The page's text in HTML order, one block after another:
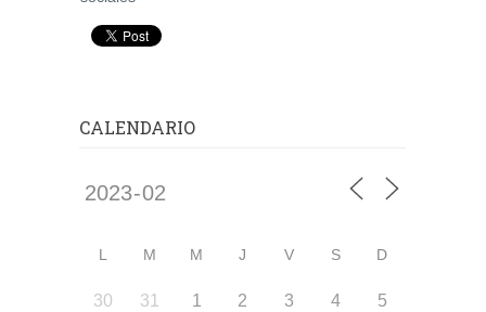
CALENDARIO
L M M J V S D
30 31 1 2 3 4 5